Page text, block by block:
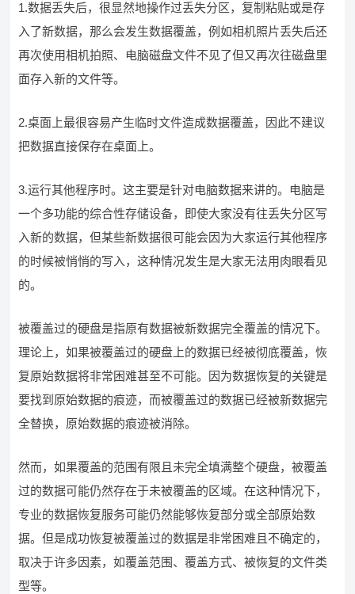
1.数据丢失后，很显然地操作过丢失分区，复制粘贴或是存
入了新数据，那么会发生数据覆盖，例如相机照片丢失后还
再次使用相机拍照、电脑磁盘文件不见了但又再次往磁盘里
面存入新的文件等。
2.桌面上最很容易产生临时文件造成数据覆盖，因此不建议
把数据直接保存在桌面上。
3.运行其他程序时。这主要是针对电脑数据来讲的。电脑是
一个多功能的综合性存储设备，即使大家没有往丢失分区写
入新的数据，但某些新数据很可能会因为大家运行其他程序
的时候被悄悄的写入，这种情况发生是大家无法用肉眼看见
的。
被覆盖过的硬盘是指原有数据被新数据完全覆盖的情况下。
理论上，如果被覆盖过的硬盘上的数据已经被彻底覆盖，恢
复原始数据将非常困难甚至不可能。因为数据恢复的关键是
要找到原始数据的痕迹，而被覆盖过的数据已经被新数据完
全替换，原始数据的痕迹被消除。
然而，如果覆盖的范围有限且未完全填满整个硬盘，被覆盖
过的数据可能仍然存在于未被覆盖的区域。在这种情况下，
专业的数据恢复服务可能仍然能够恢复部分或全部原始数
据。但是成功恢复被覆盖过的数据是非常困难且不确定的，
取决于许多因素，如覆盖范围、覆盖方式、被恢复的文件类
型等。